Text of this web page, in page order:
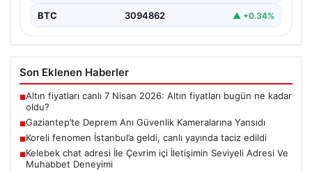
BTC 3094862 ▲ +0.34%
Son Eklenen Haberler
■Altın fiyatları canlı 7 Nisan 2026: Altın fiyatları bugün ne kadar
oldu?
■Gaziantep’te Deprem Anı Güvenlik Kameralarına Yansıdı
■Koreli fenomen İstanbul’a geldi, canlı yayında taciz edildi
■Kelebek chat adresi İle Çevrim içi İletişimin Seviyeli Adresi Ve
Muhabbet Deneyimi